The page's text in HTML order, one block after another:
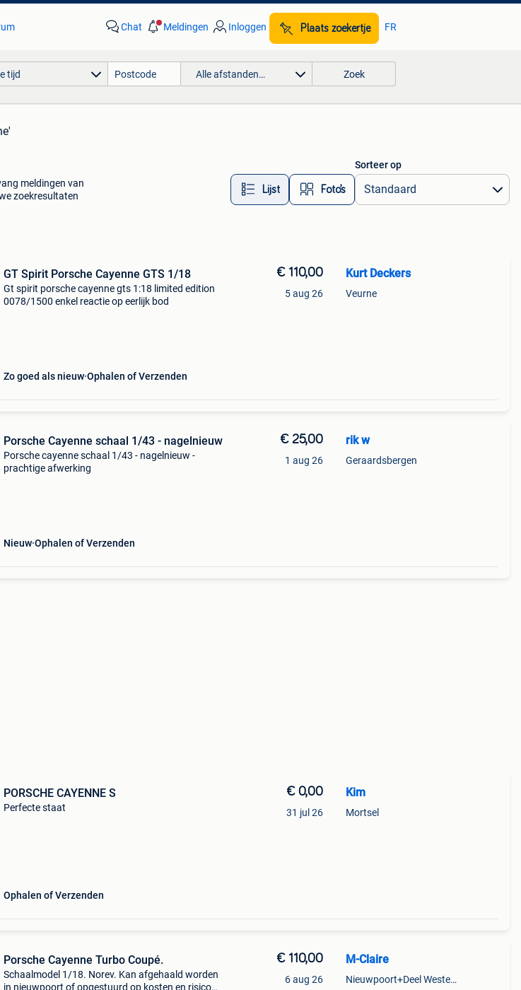
Chat Meldingen Inloggen Plaats zoekertje FR
tijd Alle afstanden… Zoek
meldingen van
zoekresultaten
Lijst Foto’s
Sorteer op
GT Spirit Porsche Cayenne GTS 1/18
Gt spirit porsche cayenne gts 1:18 limited edition
0078/1500 enkel reactie op eerlijk bod
Zo goed als nieuw Ophalen of Verzenden
€ 110,00
5 aug 26
Kurt Deckers
Veurne
Porsche Cayenne schaal 1/43 - nagelnieuw
Porsche cayenne schaal 1/43 - nagelnieuw -
prachtige afwerking
Nieuw Ophalen of Verzenden
€ 25,00
1 aug 26
rik w
Geraardsbergen
PORSCHE CAYENNE S
Perfecte staat
Ophalen of Verzenden
€ 0,00
31 jul 26
Kim
Mortsel
Porsche Cayenne Turbo Coupé.
Schaalmodel 1/18. Norev. Kan afgehaald worden
in nieuwpoort of opgestuurd op kosten en risico
€ 110,00
6 aug 26
M-Claire
Nieuwpoort+Deel Westende